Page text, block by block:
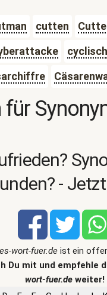
cutten
cyclisch
-
wort-fuer.deist ein
Du mit und empfehle
wort-fuer.de weiter!